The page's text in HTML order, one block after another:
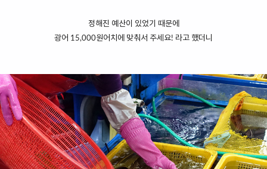
정해진 예산이 있었기 때문에
광어 15,000원어치에 맞춰서 주세요! 라고 했더니